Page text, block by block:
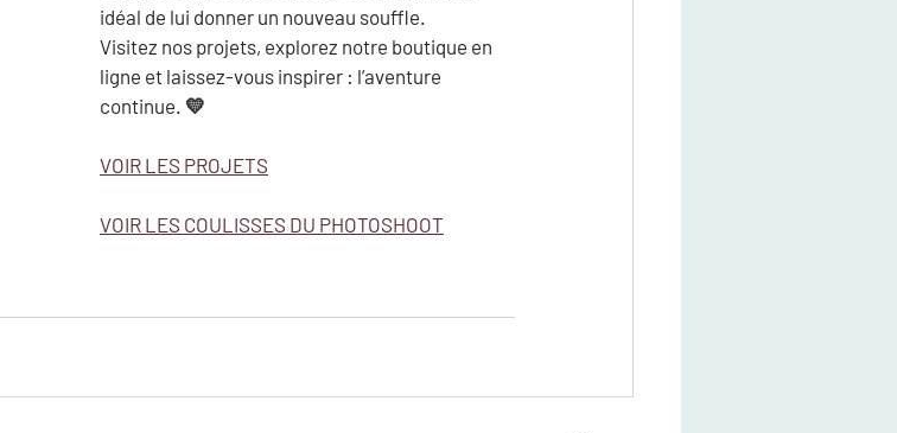
idéal de lui donner un nouveau souffle
Visitez nos projets, explorez notre boutique en
ligne et laissez-vous inspirer : l’aventure
continue. 💛
VOIR LES PROJETS
VOIR LES COULISSES DU PHOTOSHOOT